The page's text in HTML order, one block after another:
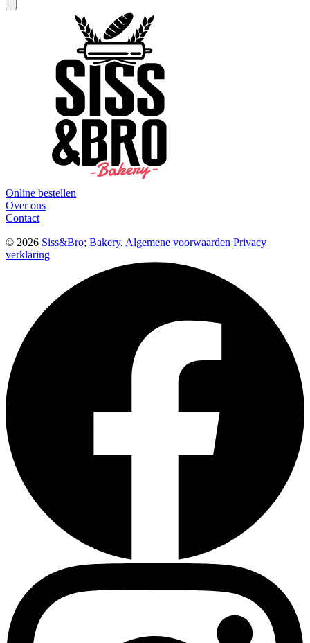
Online bestellen
Over ons
Contact
© 2026 Siss&Bro; Bakery. Algemene voorwaarden Privacy
verklaring